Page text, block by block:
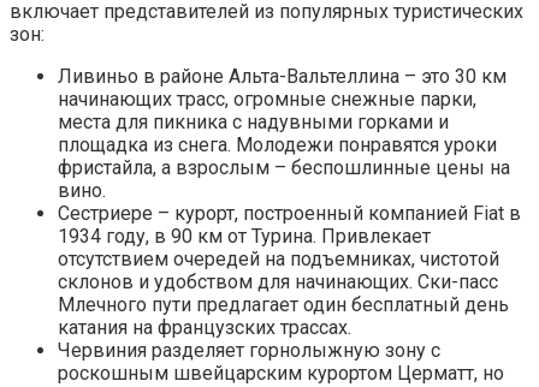
включает представителей из популярных туристических
зон:
Ливиньо в районе Альта-Вальтеллина – это 30 км
начинающих трасс, огромные снежные парки,
места для пикника с надувными горками и
площадка из снега. Молодежи понравятся уроки
фристайла, а взрослым – беспошлинные цены на
вино.
Сестриере – курорт, построенный компанией Fiat в
1934 году, в 90 км от Турина. Привлекает
отсутствием очередей на подъемниках, чистотой
склонов и удобством для начинающих. Ски-пасс
Млечного пути предлагает один бесплатный день
катания на французских трассах.
Червиния разделяет горнолыжную зону с
роскошным швейцарским курортом Церматт, но